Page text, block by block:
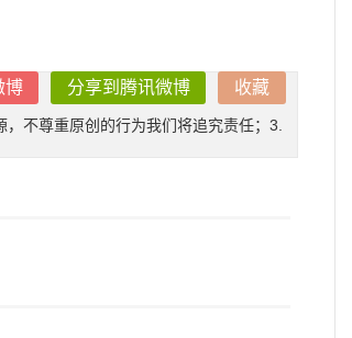
博 分享到腾讯微博 收藏
不尊重原创的行为我们将追究责任；3.